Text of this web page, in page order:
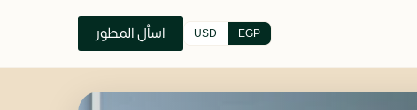
EGP
USD اسأل المطور